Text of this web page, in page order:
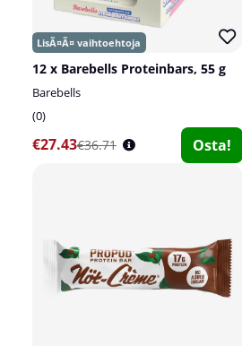
12 x Barebells Proteinbars, 55 g
Barebells
0
€27.43€36.71 Osta!